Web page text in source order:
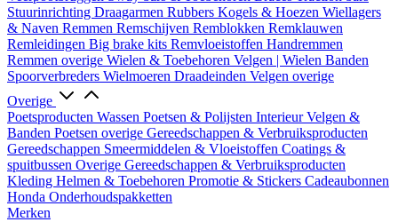
Stuurinrichting Draagarmen Rubbers Kogels & Hoezen Wiellagers
& Naven Remmen Remschijven Remblokken Remklauwen
Remleidingen Big brake kits Remvloeistoffen Handremmen
Remmen overige Wielen & Toebehoren Velgen | Wielen Banden
Spoorverbreders Wielmoeren Draadeinden Velgen overige
Overige
Poetsproducten Wassen Poetsen & Polijsten InterieurVelgen &
Banden Poetsen overige Gereedschappen & Verbruiksproducten
Gereedschappen Smeermiddelen & Vloeistoffen Coatings &
spuitbussen Overige Gereedschappen & Verbruiksproducten
Kleding Helmen & Toebehoren Promotie & Stickers Cadeaubonnen
Honda Onderhoudspakketten
Merken